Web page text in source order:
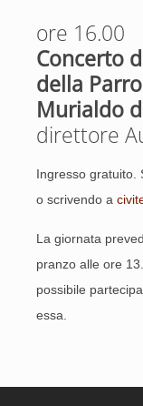
ore 16.00
Concerto
della
Murialdo
direttore
Ingresso gratuito.
o scrivendo a
La giornata
pranzo alle ore
possibile
essa.